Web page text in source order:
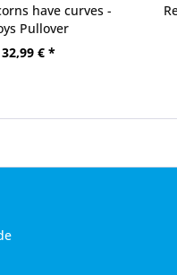
have curves -
Pullover
32,99 € *